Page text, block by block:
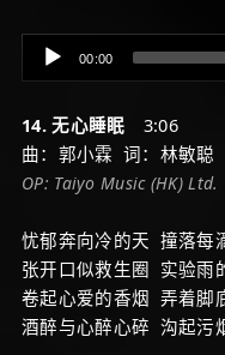
Audio
Player
00:00
14. 无心睡眠 3:06
曲：郭小霖 词：林敏聪
OP: Taiyo Music (HK) Ltd.
忧郁奔向冷的天 撞落每
张开口似救生圈 实验雨
卷起心爱的香烟 弄着脚
酒醉与心醉心碎 沟起污